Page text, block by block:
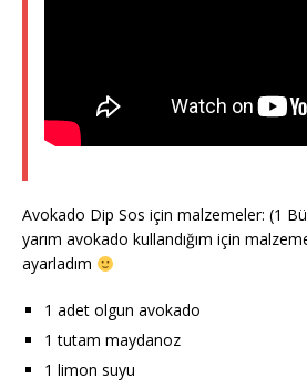
Avokado Dip Sos için malzemeler: (1
yarım avokado kullandığım için
ayarladım
1 adet olgun avokado
1 tutam maydanoz
1 limon suyu